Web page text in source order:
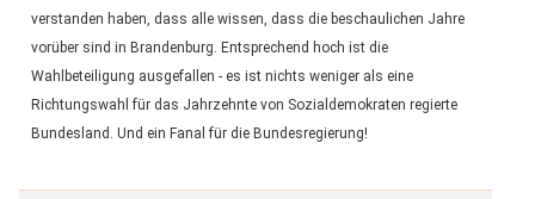
verstanden haben, dass alle wissen, dass die beschaulichen Jahre
vorüber sind in Brandenburg. Entsprechend hoch ist die
Wahlbeteiligung ausgefallen - es ist nichts weniger als eine
Richtungswahl für das Jahrzehnte von Sozialdemokraten regierte
Bundesland. Und ein Fanal für die Bundesregierung!